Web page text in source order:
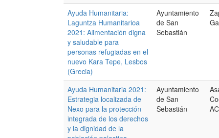
Ayuda Humanitaria:
Laguntza Humanitarioa
2021: Alimentación digna
y saludable para
personas refugiadas en el
nuevo Kara Tepe, Lesbos
(Grecia)
Ayuntamiento
de San
Sebastián
Ayuda Humanitaria 2021:
Estrategia localizada de
Nexo para la protección
integrada de los derechos
y la dignidad de la
Ayuntamiento
de San
Sebastián